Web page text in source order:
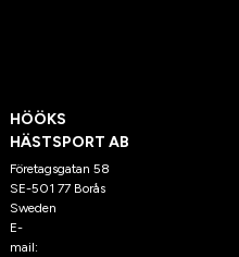
HÖÖKS
HÄSTSPORT AB
Företagsgatan 58
SE-501 77 Borås
Sweden
E-
mail: